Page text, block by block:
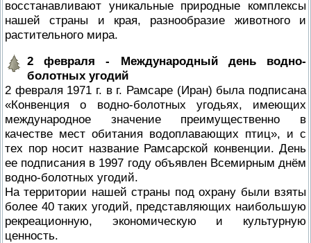
ПРОВЕРОЧНЫЙ ЛИСТ,
ПРИМЕНЯЕМЫЙ ПРИ
ИСПОЛЬЗОВАНИЯ ООПТ
ПРОГРАММА ПРОФИЛАКТИКИ
РИСКОВ ПРИЧИНЕНИЯ
ПЛАН ПРОВЕДЕНИЯ
КОНТРОЛЬНЫХ
МЕРОПРИЯТИЙ
ИСЧЕРПЫВАЮЩИЙ
СВЕДЕНИЙ, КОТОРЫЕ МОГУТ
ЗАПРАШИВАТЬСЯ
КОНТРОЛИРУЕМОГО ЛИЦА
восстанавливают уникальные природные комплексы
нашей страны и края, разнообразие животного и
растительного мира.
2 февраля - Международный день водно-
болотных угодий
2 февраля 1971 г. в г. Рамсаре (Иран) была подписана
«Конвенция о водно-болотных угодьях, имеющих
международное значение преимущественно в
качестве мест обитания водоплавающих птиц», и с
тех пор носит название Рамсарской конвенции. День
ее подписания в 1997 году объявлен Всемирным днём
водно-болотных угодий.
На территории нашей страны под охрану были взяты
более 40 таких угодий, представляющих наибольшую
рекреационную, экономическую и культурную
ценность.